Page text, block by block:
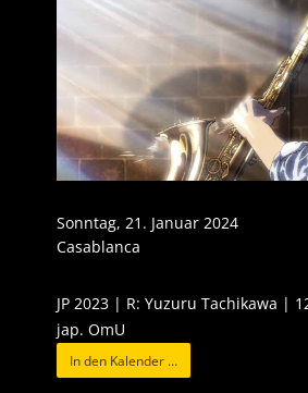
Sonntag, 21. Januar 2024
Casablanca
JP 2023 | R: Yuzuru Tachikawa |
jap. OmU
In den Kalender …